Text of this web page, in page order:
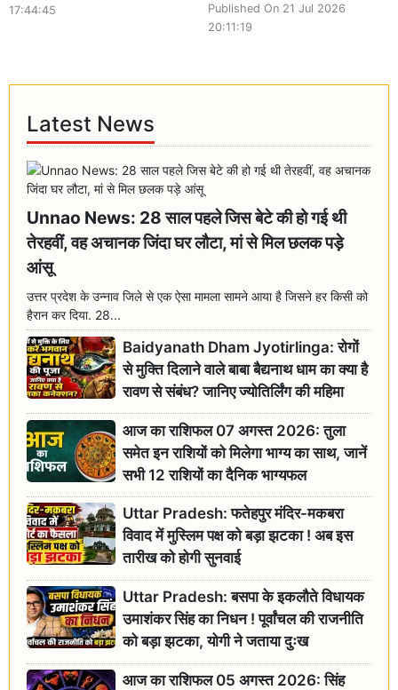
17:44:45
Published On 21 Jul 2026
20:11:19
Latest News
Unnao News: 28 साल पहले जिस बेटे की हो गई थी
तेरहवीं, वह अचानक जिंदा घर लौटा, मां से मिल छलक पड़े
आंसू
उत्तर प्रदेश के उन्नाव जिले से एक ऐसा मामला सामने आया है जिसने हर किसी को
हैरान कर दिया. 28...
Baidyanath Dham Jyotirlinga: रोगों
से मुक्ति दिलाने वाले बाबा बैद्यनाथ धाम का क्या है
रावण से संबंध? जानिए ज्योतिर्लिंग की महिमा
आज का राशिफल 07 अगस्त 2026: तुला
समेत इन राशियों को मिलेगा भाग्य का साथ, जानें
सभी 12 राशियों का दैनिक भाग्यफल
Uttar Pradesh: फतेहपुर मंदिर-मकबरा
विवाद में मुस्लिम पक्ष को बड़ा झटका ! अब इस
तारीख को होगी सुनवाई
Uttar Pradesh: बसपा के इकलौते विधायक
उमाशंकर सिंह का निधन ! पूर्वांचल की राजनीति
को बड़ा झटका, योगी ने जताया दुःख
आज का राशिफल 05 अगस्त 2026: सिंह